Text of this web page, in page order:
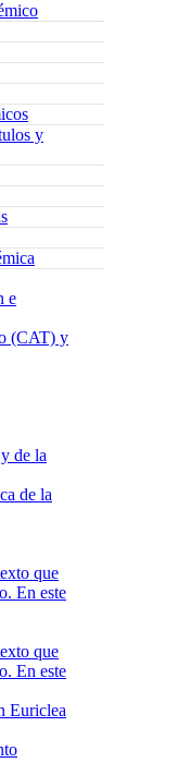
y
e
(CAT) y
de la
de la
Euriclea